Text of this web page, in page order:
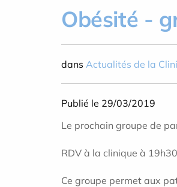
Obésité -
dans Actualités de la
Publié le 29/03/2019
Le prochain groupe de
RDV à la clinique à
Ce groupe permet aux